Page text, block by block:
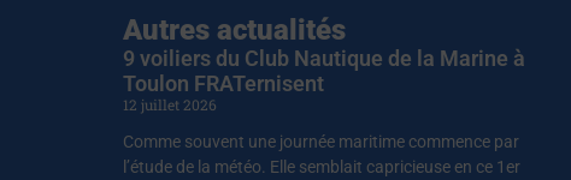
Autres actualités
9 voiliers du Club Nautique de la Marine à
Toulon FRATernisent
12 juillet 2026
Comme souvent une journée maritime commence par
l’étude de la météo. Elle semblait capricieuse en ce 1er